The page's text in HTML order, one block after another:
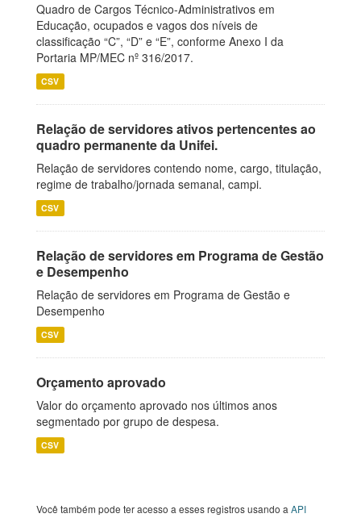
Quadro de Cargos Técnico-Administrativos em
Educação, ocupados e vagos dos níveis de
classificação “C”, “D” e “E”, conforme Anexo I da
Portaria MP/MEC nº 316/2017.
CSV
Relação de servidores ativos pertencentes ao
quadro permanente da Unifei.
Relação de servidores contendo nome, cargo, titulação,
regime de trabalho/jornada semanal, campi.
CSV
Relação de servidores em Programa de Gestão
e Desempenho
Relação de servidores em Programa de Gestão e
Desempenho
CSV
Orçamento aprovado
Valor do orçamento aprovado nos últimos anos
segmentado por grupo de despesa.
CSV
Você também pode ter acesso a esses registros usando a API